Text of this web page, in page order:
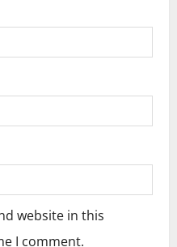
website in this
I comment.